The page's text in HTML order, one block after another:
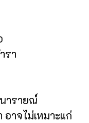
รา
ารายณ์
าจไม่เหมาะแก่